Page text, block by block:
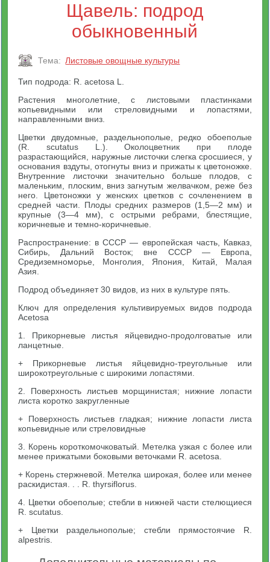
Щавель: подрод
обыкновенный
Тема: Листовые овощные культуры
Тип подрода: R. acetosa L.
Растения многолетние, с листовыми пластинками
копьевидными или стреловидными и лопастями,
направленными вниз.
Цветки двудомные, раздельнополые, редко обоеполые
(R. scutatus L.). Околоцветник при плоде
разрастающийся, наружные листочки слегка сросшиеся, у
основания вздуты, отогнуты вниз и прижаты к цветоножке.
Внутренние листочки значительно больше плодов, с
маленьким, плоским, вниз загнутым желвачком, реже без
него. Цветоножки у женских цветков с сочленением в
средней части. Плоды средних размеров (1,5—2 мм) и
крупные (3—4 мм), с острыми ребрами, блестящие,
коричневые и темно-коричневые.
Распространение: в СССР — европейская часть, Кавказ,
Сибирь, Дальний Восток; вне СССР — Европа,
Средиземноморье, Монголия, Япония, Китай, Малая
Азия.
Подрод объединяет 30 видов, из них в культуре пять.
Ключ для определения культивируемых видов подрода
Acetosa
1. Прикорневые листья яйцевидно-продолговатые или
ланцетные.
+ Прикорневые листья яйцевидно-треугольные или
широкотреугольные с широкими лопастями.
2. Поверхность листьев морщинистая; нижние лопасти
листа коротко закругленные
+ Поверхность листьев гладкая; нижние лопасти листа
копьевидные или стреловидные
3. Корень короткомочковатый. Метелка узкая с более или
менее прижатыми боковыми веточками R. acetosa.
+ Корень стержневой. Метелка широкая, более или менее
раскидистая. . . R. thyrsiflorus.
4. Цветки обоеполые; стебли в нижней части стелющиеся
R. scutatus.
+ Цветки раздельнополые; стебли прямостоячие R.
alpestris.